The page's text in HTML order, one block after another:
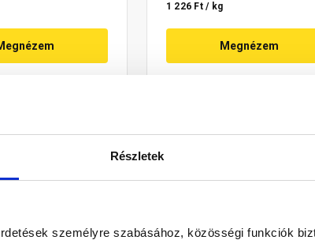
Részletek
személyre szabásához, közösségi funkciók
1 226 Ft / kg
Megnézem